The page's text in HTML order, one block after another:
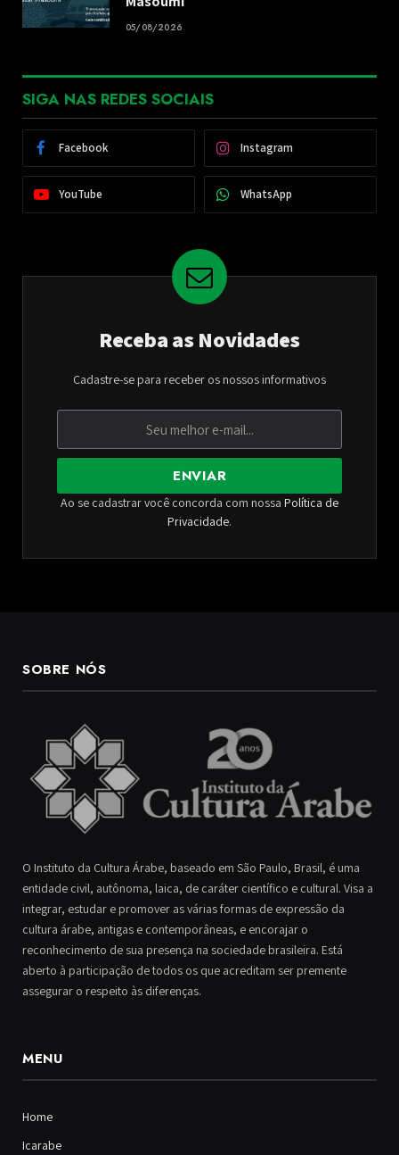
05/08/2026
SIGA NAS REDES SOCIAIS
Facebook Instagram
YouTube WhatsApp
Receba as Novidades
Cadastre-se para receber os nossos informativos
ENVIAR
Ao se cadastrar você concorda com nossa Política de
Privacidade.
SOBRE NÓS
O Instituto da Cultura Árabe, baseado em São Paulo, Brasil, é uma
entidade civil, autônoma, laica, de caráter científico e cultural. Visa a
integrar, estudar e promover as várias formas de expressão da
cultura árabe, antigas e contemporâneas, e encorajar o
reconhecimento de sua presença na sociedade brasileira. Está
aberto à participação de todos os que acreditam ser premente
assegurar o respeito às diferenças.
MENU
Home
Icarabe